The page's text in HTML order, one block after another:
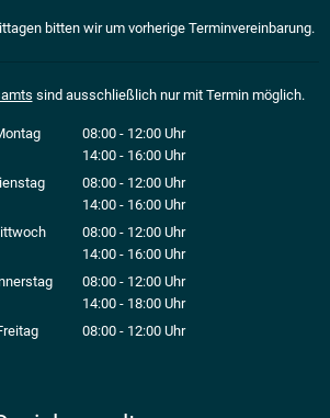
bitten wir um vorherige Terminvereinbarung.
sind ausschließlich nur mit Termin möglich.
08:00 - 12:00 Uhr
Von 08:00 bis 12:00 Uhr
14:00 - 16:00 Uhr
Von 14:00 bis 16:00 Uhr
08:00 - 12:00 Uhr
Von 08:00 bis 12:00 Uhr
14:00 - 16:00 Uhr
Von 14:00 bis 16:00 Uhr
08:00 - 12:00 Uhr
Von 08:00 bis 12:00 Uhr
14:00 - 16:00 Uhr
Von 14:00 bis 16:00 Uhr
08:00 - 12:00 Uhr
Von 08:00 bis 12:00 Uhr
14:00 - 18:00 Uhr
Von 14:00 bis 18:00 Uhr
08:00 - 12:00 Uhr